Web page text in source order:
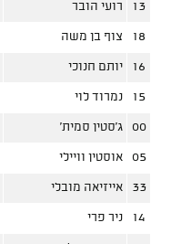
13 רועי הובר
18 צוף בן משה
16 יותם חנוכי
15 נמרוד לוי
00 ג'סטין סמית'
05 אוסטין וויילי
33 אייזיאה מובלי
14 ניר פרי